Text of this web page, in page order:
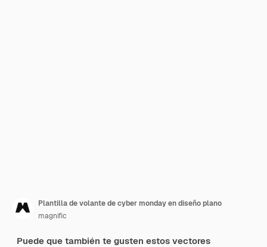
Plantilla de volante de cyber monday en diseño plano
magnific
Puede que también te gusten estos vectores